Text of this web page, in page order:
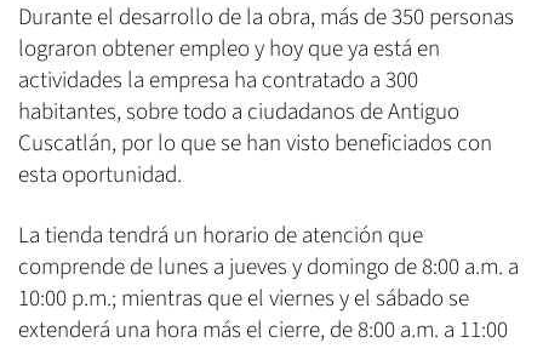
Durante el desarrollo de la obra, más de 350 personas
lograron obtener empleo y hoy que ya está en
actividades la empresa ha contratado a 300
habitantes, sobre todo a ciudadanos de Antiguo
Cuscatlán, por lo que se han visto beneficiados con
esta oportunidad.
La tienda tendrá un horario de atención que
comprende de lunes a jueves y domingo de 8:00 a.m. a
10:00 p.m.; mientras que el viernes y el sábado se
extenderá una hora más el cierre, de 8:00 a.m. a 11:00